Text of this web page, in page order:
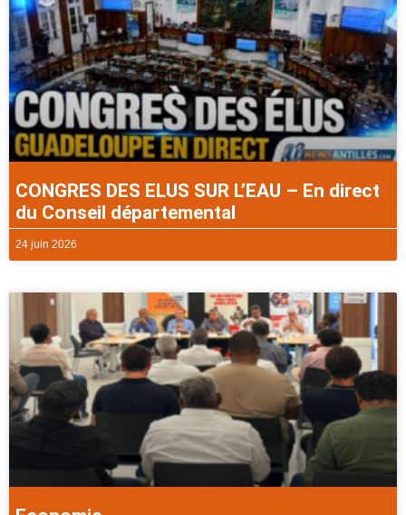
CONGRES DES ELUS SUR L’EAU – En direct
du Conseil départemental
24 juin 2026